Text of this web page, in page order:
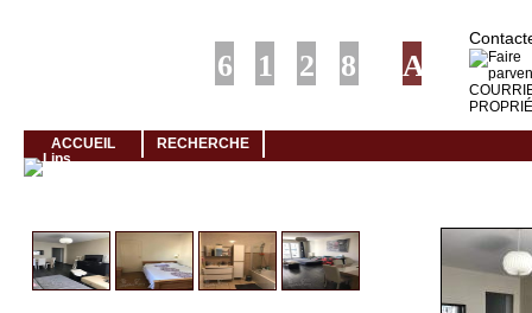
ACCUEIL RECHERCHE